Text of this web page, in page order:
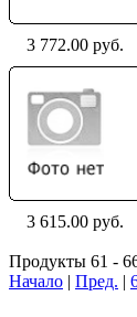
3 772.00 руб.
3 615.00 руб.
Продукты 61 -
Начало | Пред. |